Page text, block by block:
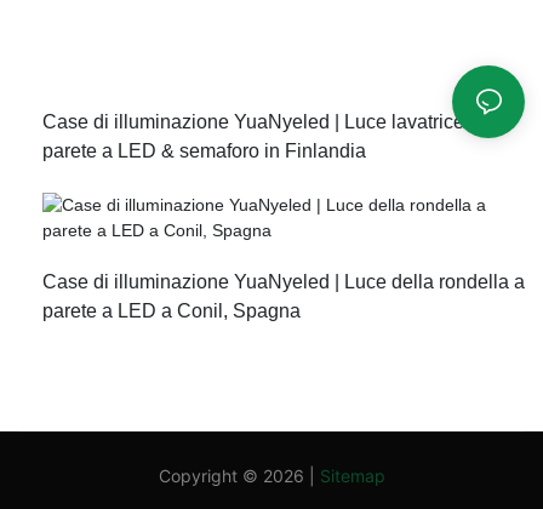
Case di illuminazione YuaNyeled | Luce lavatrice a
parete a LED & semaforo in Finlandia
Case di illuminazione YuaNyeled | Luce della rondella a
parete a LED a Conil, Spagna
Copyright © 2026 | Sitemap